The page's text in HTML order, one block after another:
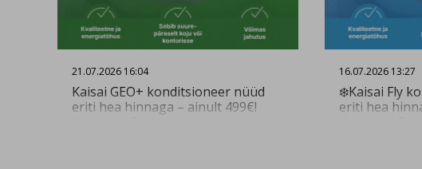
21.07.2026 16:04
Kaisai GEO+ konditsioneer nüüd
eriti hea hinnaga – ainult 499€!
16.07.2026 13:27
❄️Kaisai Fly
eriti hea